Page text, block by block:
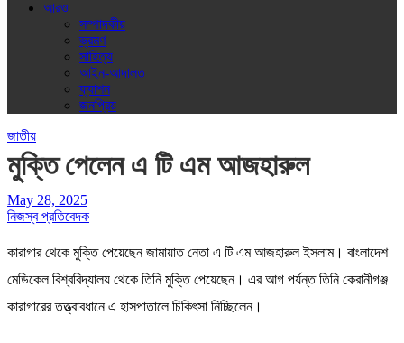
আরও
সম্পাদকীয়
ভ্রমণ
সাহিত্য
আইন-আদালত
ফ্যাশন
জনপ্রিয়
জাতীয়
মুক্তি পেলেন এ টি এম আজহারুল
May 28, 2025
নিজস্ব প্রতিবেদক
কারাগার থেকে মুক্তি পেয়েছেন জামায়াত নেতা এ টি এম আজহারুল ইসলাম। বাংলাদেশ
মেডিকেল বিশ্ববিদ্যালয় থেকে তিনি মুক্তি পেয়েছেন। এর আগ পর্যন্ত তিনি কেরানীগঞ্জ
কারাগারের তত্ত্বাবধানে এ হাসপাতালে চিকিৎসা নিচ্ছিলেন।